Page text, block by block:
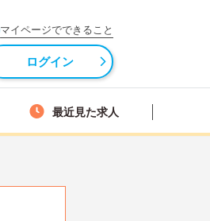
マイページでできること
ログイン
最近見た求人